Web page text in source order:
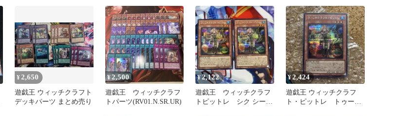
¥2,650
遊戯王 ウィッチクラフト
デッキパーツ まとめ売り
¥2,500
遊戯王 ウィッチクラフ
トパーツ(RV01.N.SR.UR)
¥2,122
遊戯王 ウィッチクラフ
トピットレ シク シーク
¥2,424
遊戯王 ウィッチクラフ
ト・ピットレ トゥーン